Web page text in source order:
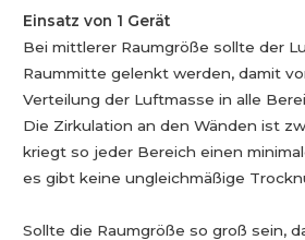
Einsatz von 1 Gerät
Bei mittlerer Raumgröße sollte der
Raummitte gelenkt werden, damit
Verteilung der Luftmasse in alle
Die Zirkulation an den Wänden ist
kriegt so jeder Bereich einen
es gibt keine ungleichmäßige
Sollte die Raumgröße so groß sein,